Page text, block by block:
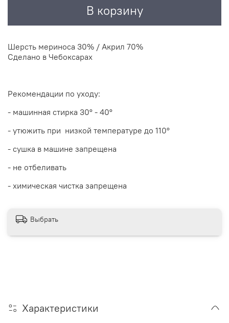
В корзину
Шерсть мериноса 30% / Акрил 70%
Сделано в Чебоксарах
Рекомендации по уходу:
- машинная стирка 30° - 40°
- утюжить при низкой температуре до 110°
- сушка в машине запрещена
- не отбеливать
- химическая чистка запрещена
Выбрать
Характеристики